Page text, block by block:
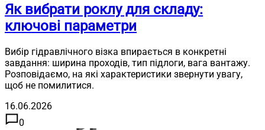
Як вибрати роклу для складу:
ключові параметри
Вибір гідравлічного візка впирається в конкретні
завдання: ширина проходів, тип підлоги, вага вантажу.
Розповідаємо, на які характеристики звернути увагу,
щоб не помилитися.
16.06.2026
0